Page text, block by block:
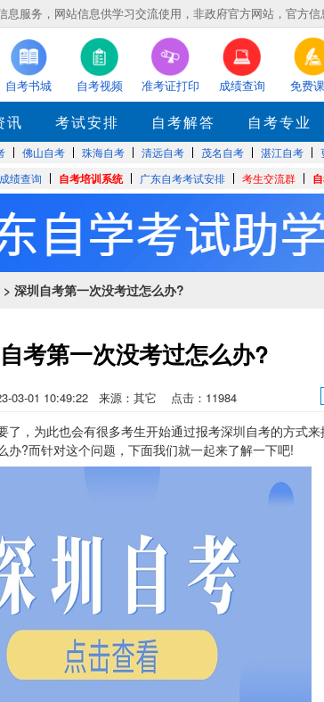
息服务，网站信息供学习交流使用，非政府官方网站，官方信
自考书城 自考视频 准考证打印 成绩查询 免费
讯 考试安排 自考解答 自考专业
佛山自考 珠海自考 清远自考 茂名自考 湛江自考
成绩查询 自考培训系统 广东自考考试安排 考生交流群
> 深圳自考第一次没考过怎么办?
考第一次没考过怎么办?
03-01 10:49:22 来源：其它 点击： 11984
，为此也会有很多考生开始通过报考深圳自考的方式来
?而针对这个问题，下面我们就一起来了解一下吧!